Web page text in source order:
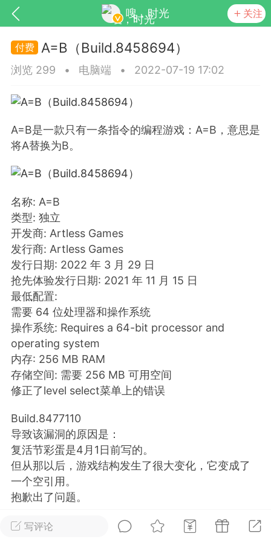
嗖，时光 关注
更新 商城
排行
实时动态 直播
Lv.8 极品会员
电脑端 外挂制作
该内容只允许登录的用户查看
写评论
A=B（Build.8458694）
浏览 299 • 电脑端 • 2022-07-19 17:02
A=B是一款只有一条指令的编程游戏：A=B，意思是
将A替换为B。
名称: A=B
类型: 独立
开发商: Artless Games
发行商: Artless Games
发行日期: 2022 年 3 月 29 日
抢先体验发行日期: 2021 年 11 月 15 日
最低配置:
需要 64 位处理器和操作系统
操作系统: Requires a 64-bit processor and
operating system
内存: 256 MB RAM
存储空间: 需要 256 MB 可用空间
修正了level select菜单上的错误
Build.8477110
导致该漏洞的原因是：
复活节彩蛋是4月1日前写的。
但从那以后，游戏结构发生了很大变化，它变成了
一个空引用。
抱歉出了问题。
A=B是一款只有一条指令的编程游戏：A=B，意思是